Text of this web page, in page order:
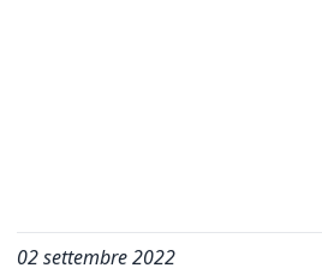
02 settembre 2022